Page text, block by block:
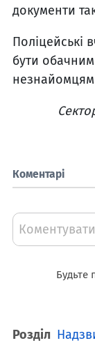
документи
Поліцейські
бути
незнайомцям
Коментарі
Будьте
Розділ